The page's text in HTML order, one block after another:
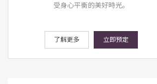
受身心平衡的美好時光。
了解更多 立即预定